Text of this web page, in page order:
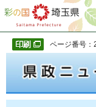
彩の国 埼玉県
ページ番号：